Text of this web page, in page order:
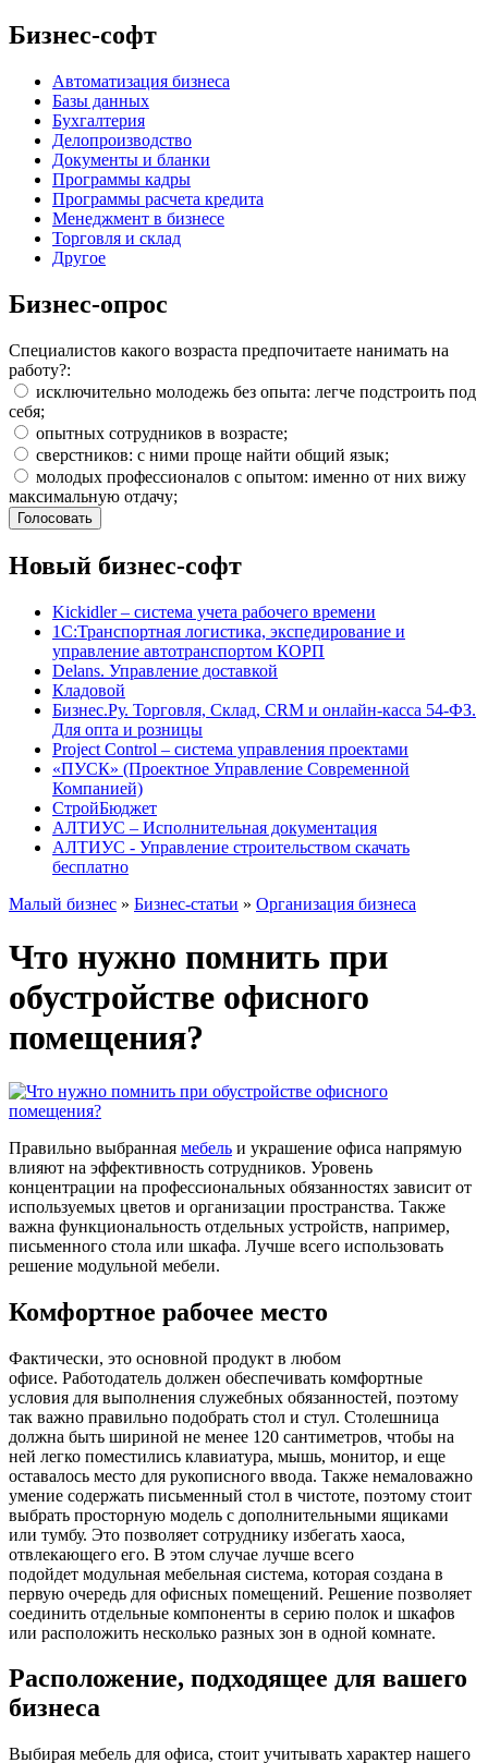
Бизнес-софт
Автоматизация бизнеса
Базы данных
Бухгалтерия
Делопроизводство
Документы и бланки
Программы кадры
Программы расчета кредита
Менеджмент в бизнесе
Торговля и склад
Другое
Бизнес-опрос
Специалистов какого возраста предпочитаете нанимать на
работу?:
исключительно молодежь без опыта: легче подстроить под
себя;
опытных сотрудников в возрасте;
сверстников: с ними проще найти общий язык;
молодых профессионалов с опытом: именно от них вижу
максимальную отдачу;
Новый бизнес-софт
Kickidler – система учета рабочего времени
1С:Транспортная логистика, экспедирование и
управление автотранспортом КОРП
Delans. Управление доставкой
Кладовой
Бизнес.Ру. Торговля, Склад, CRM и онлайн-касса 54-ФЗ.
Для опта и розницы
Project Сontrol – система управления проектами
«ПУСК» (Проектное Управление Современной
Компанией)
СтройБюджет
АЛТИУС – Исполнительная документация
АЛТИУС - Управление строительством скачать
бесплатно
Малый бизнес » Бизнес-статьи » Организация бизнеса
Что нужно помнить при
обустройстве офисного
помещения?
Правильно выбранная мебель и украшение офиса напрямую
влияют на эффективность сотрудников. Уровень
концентрации на профессиональных обязанностях зависит от
используемых цветов и организации пространства. Также
важна функциональность отдельных устройств, например,
письменного стола или шкафа. Лучше всего использовать
решение модульной мебели.
Комфортное рабочее место
Фактически, это основной продукт в любом
офисе. Работодатель должен обеспечивать комфортные
условия для выполнения служебных обязанностей, поэтому
так важно правильно подобрать стол и стул. Столешница
должна быть шириной не менее 120 сантиметров, чтобы на
ней легко поместились клавиатура, мышь, монитор, и еще
оставалось место для рукописного ввода. Также немаловажно
умение содержать письменный стол в чистоте, поэтому стоит
выбрать просторную модель с дополнительными ящиками
или тумбу. Это позволяет сотруднику избегать хаоса,
отвлекающего его. В этом случае лучше всего
подойдет модульная мебельная система, которая создана в
первую очередь для офисных помещений. Решение позволяет
соединить отдельные компоненты в серию полок и шкафов
или расположить несколько разных зон в одной комнате.
Расположение, подходящее для вашего
бизнеса
Выбирая мебель для офиса, стоит учитывать характер нашего